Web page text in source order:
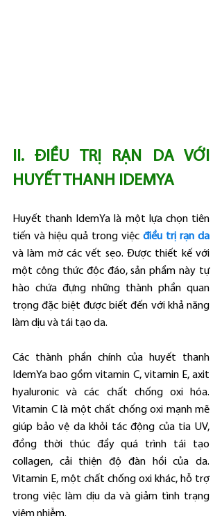
II. ĐIỀU TRỊ RẠN DA VỚI
HUYẾT THANH IDEMYA
Huyết thanh IdemYa là một lựa chọn tiên
tiến và hiệu quả trong việc điều trị rạn da
và làm mờ các vết sẹo. Được thiết kế với
một công thức độc đáo, sản phẩm này tự
hào chứa đựng những thành phần quan
trọng đặc biệt được biết đến với khả năng
làm dịu và tái tạo da.
Các thành phần chính của huyết thanh
IdemYa bao gồm vitamin C, vitamin E, axit
hyaluronic và các chất chống oxi hóa.
Vitamin C là một chất chống oxi mạnh mẽ
giúp bảo vệ da khỏi tác động của tia UV,
đồng thời thúc đẩy quá trình tái tạo
collagen, cải thiện độ đàn hồi của da.
Vitamin E, một chất chống oxi khác, hỗ trợ
trong việc làm dịu da và giảm tình trạng